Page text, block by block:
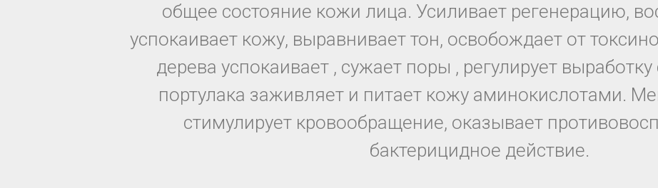
общее состояние кожи лица. Усиливает регенерацию,
успокаивает кожу, выравнивает тон, освобождает от
дерева успокаивает , сужает поры , регулирует
портулака заживляет и питает кожу аминокислотами.
стимулирует кровообращение, оказывает
бактерицидное действие.